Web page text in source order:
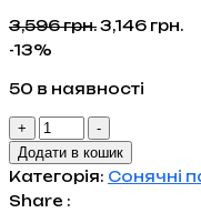
3,596грн.3,146 грн.
-13%
50 в наявності
+
Сонячнапанель
Jarret
Solar
100
-
Додати в кошик
Категорія: Сонячні
Share :